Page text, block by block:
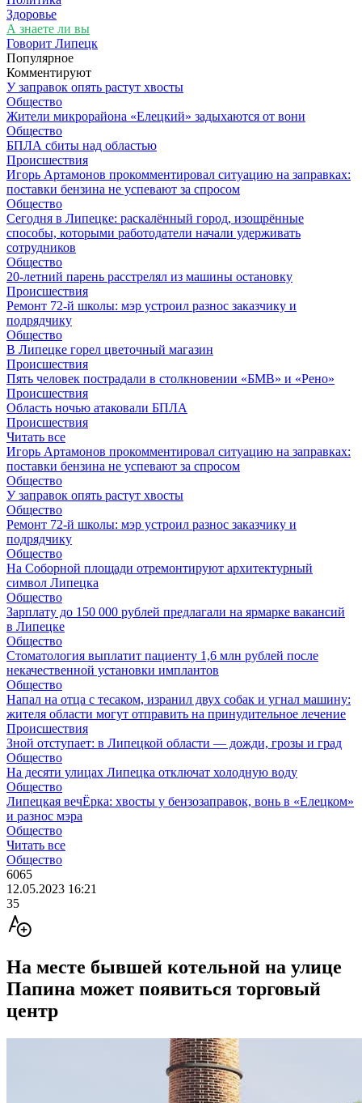
Здоровье
А знаете ли вы
Говорит Липецк
Популярное
Комментируют
У заправок опять растут хвосты
Общество
Жители микрорайона «Елецкий» задыхаются от вони
Общество
БПЛА сбиты над областью
Происшествия
Игорь Артамонов прокомментировал ситуацию на заправках:
поставки бензина не успевают за спросом
Общество
Сегодня в Липецке: раскалённый город, изощрённые
способы, которыми работодатели начали удерживать
сотрудников
Общество
20-летний парень расстрелял из машины остановку
Происшествия
Ремонт 72‑й школы: мэр устроил разнос заказчику и
подрядчику
Общество
В Липецке горел цветочный магазин
Происшествия
Пять человек пострадали в столкновении «БМВ» и «Рено»
Происшествия
Область ночью атаковали БПЛА
Происшествия
Читать все
Игорь Артамонов прокомментировал ситуацию на заправках:
поставки бензина не успевают за спросом
Общество
У заправок опять растут хвосты
Общество
Ремонт 72‑й школы: мэр устроил разнос заказчику и
подрядчику
Общество
На Соборной площади отремонтируют архитектурный
символ Липецка
Общество
Зарплату до 150 000 рублей предлагали на ярмарке вакансий
в Липецке
Общество
Стоматология выплатит пациенту 1,6 млн рублей после
некачественной установки имплантов
Общество
Напал на отца с тесаком, изранил двух собак и угнал машину:
жителя области могут отправить на принудительное лечение
Происшествия
Зной отступает: в Липецкой области — дожди, грозы и град
Общество
На десяти улицах Липецка отключат холодную воду
Общество
Липецкая вечЁрка: хвосты у бензозаправок, вонь в «Елецком»
и разнос мэра
Общество
Читать все
Общество
6065
12.05.2023 16:21
35
На месте бывшей котельной на улице
Папина может появиться торговый
центр